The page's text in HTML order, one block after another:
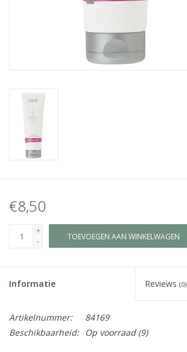
Brievenbus Kadootjes
Kadobonnen
€8,50
+
-
TOEVOEGEN AAN WINKELWAGEN
Informatie Reviews (0)
Artikelnummer:
84169
Beschikbaarheid:
Op voorraad(9)